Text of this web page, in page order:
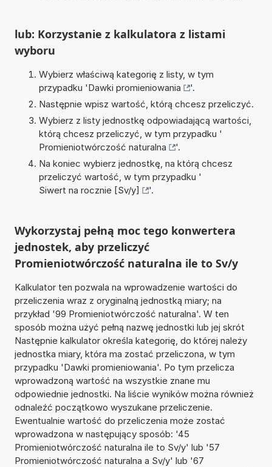
lub: Korzystanie z kalkulatora z listami
wyboru
Wybierz właściwą kategorię z listy, w tym
przypadku 'Dawki promieniowania
'.
Następnie wpisz wartość, którą chcesz przeliczyć.
Wybierz z listy jednostkę odpowiadającą wartości,
którą chcesz przeliczyć, w tym przypadku '
Promieniotwórczość naturalna
'.
Na koniec wybierz jednostkę, na którą chcesz
przeliczyć wartość, w tym przypadku '
Siwert na rocznie [Sv/y]
'.
Wykorzystaj pełną moc tego konwertera
jednostek, aby przeliczyć
Promieniotwórczość naturalna ile to Sv/y
Kalkulator ten pozwala na wprowadzenie wartości do
przeliczenia wraz z oryginalną jednostką miary; na
przykład '99 Promieniotwórczość naturalna'. W ten
sposób można użyć pełną nazwę jednostki lub jej skrót
Następnie kalkulator określa kategorię, do której należy
jednostka miary, która ma zostać przeliczona, w tym
przypadku 'Dawki promieniowania'. Po tym przelicza
wprowadzoną wartość na wszystkie znane mu
odpowiednie jednostki. Na liście wyników można również
odnaleźć początkowo wyszukane przeliczenie.
Ewentualnie wartość do przeliczenia może zostać
wprowadzona w następujący sposób: '45
Promieniotwórczość naturalna ile to Sv/y' lub '57
Promieniotwórczość naturalna a Sv/y' lub '67